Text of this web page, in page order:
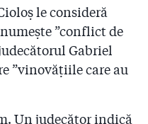
a avut dreptate:
două ambulanțe BGS și
au fost refuzate! Ce
Bruxelles resuscitările s-au
le consideră
”conflict de
Gabriel
”vinovățiile care au
Un judecător indică